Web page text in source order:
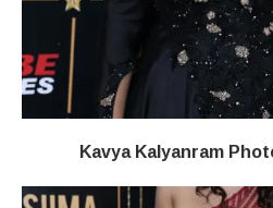
Kavya Kalyanram